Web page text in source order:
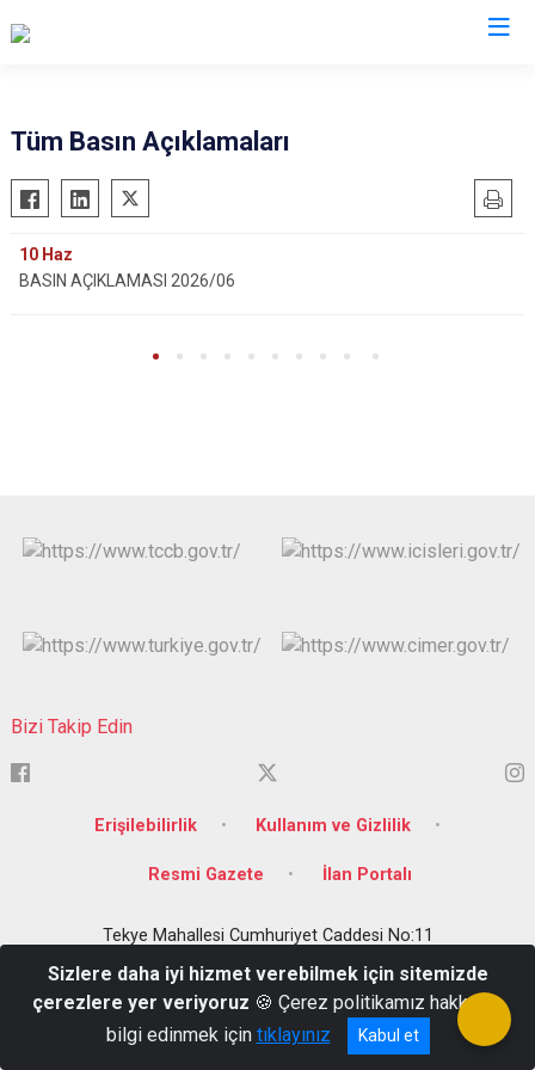
Tüm Basın Açıklamaları
10 Haz
BASIN AÇIKLAMASI 2026/06
Bizi Takip Edin
Erişilebilirlik Kullanım ve Gizlilik
Resmi Gazete İlan Portalı
Tekye Mahallesi Cumhuriyet Caddesi No:11
0(348)-813-10-12
Sizlere daha iyi hizmet verebilmek için sitemizde
çerezlere yer veriyoruz 🍪 Çerez politikamız hakkında
bilgi edinmek için tıklayınız Kabul et